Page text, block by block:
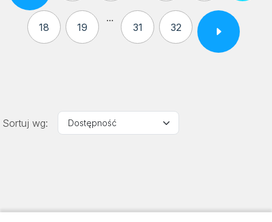
18 19
...
31 32
Sortuj wg: